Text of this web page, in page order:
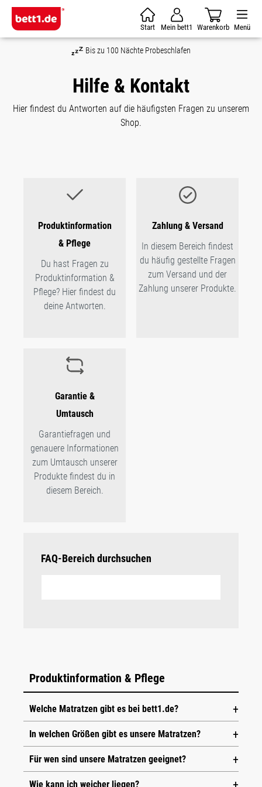
Zum Hauptinhalt springen
Start Mein bett1 Warenkorb Menü
Hilfe & Kontakt
Hier findest du Antworten auf die häufigsten Fragen zu unserem
Shop.
Produktinformation
& Pflege
Du hast Fragen zu
Produktinformation &
Pflege? Hier findest du
deine Antworten.
Zahlung & Versand
In diesem Bereich findest
du häufig gestellte Fragen
zum Versand und der
Zahlung unserer Produkte.
Garantie &
Umtausch
Garantiefragen und
genauere Informationen
zum Umtausch unserer
Produkte findest du in
diesem Bereich.
FAQ-Bereich durchsuchen
Produktinformation & Pflege
Welche Matratzen gibt es bei bett1.de?
DieBODYGUARD®Anti-Kartell-Matratze® hat eine
Wenden kannst du den Härtegrad wechseln. Möchtest
du extra weich liegen, empfehlen wir die
In welchen Größen gibt es unsere Matratzen?
Die BODYGUARD®Anti-Kartell-Matratze®
Für wen sind unsere Matratzen geeignet?
®
Wie kann ich weicher liegen?